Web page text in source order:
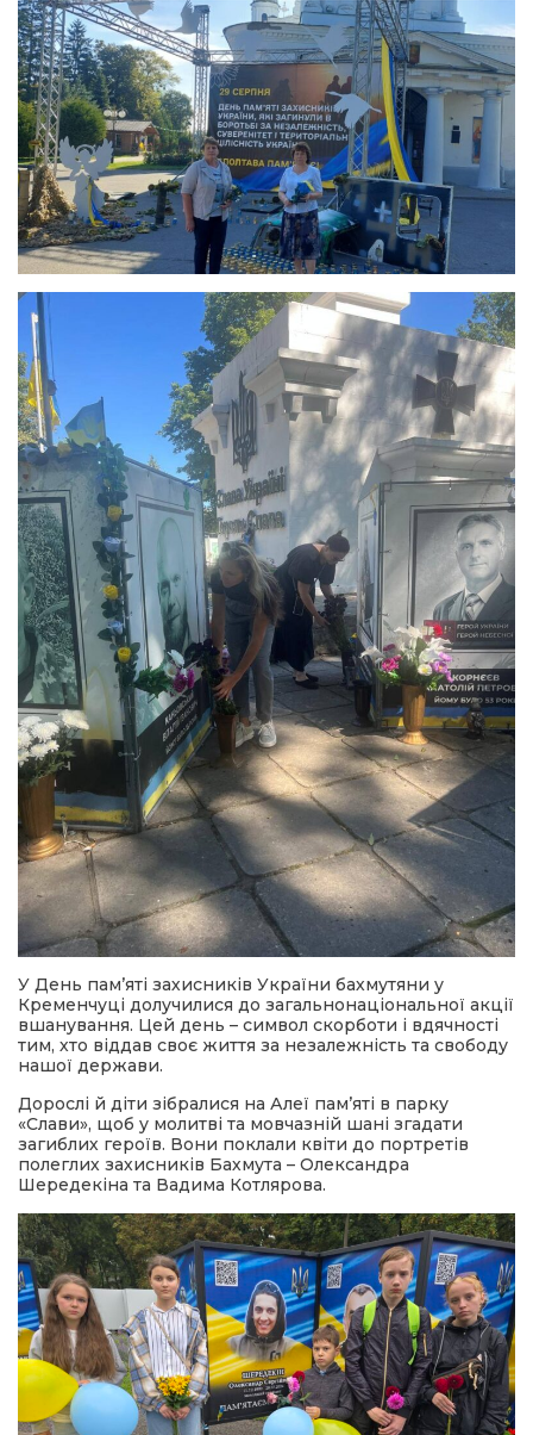
У День пам’яті захисників України бахмутяни у
Кременчуці долучилися до загальнонаціональної акції
вшанування. Цей день – символ скорботи і вдячності
тим, хто віддав своє життя за незалежність та свободу
нашої держави.
Дорослі й діти зібралися на Алеї пам’яті в парку
«Слави», щоб у молитві та мовчазній шані згадати
загиблих героїв. Вони поклали квіти до портретів
полеглих захисників Бахмута – Олександра
Шередекіна та Вадима Котлярова.